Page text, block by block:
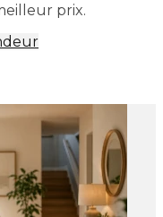
prix.